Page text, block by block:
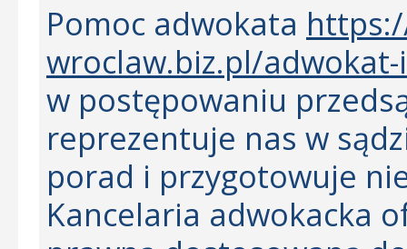
Pomoc adwokata
wroclaw.biz.pl/
w postępowaniu
reprezentuje nas w
porad i przygotowuje
Kancelaria adwokacka